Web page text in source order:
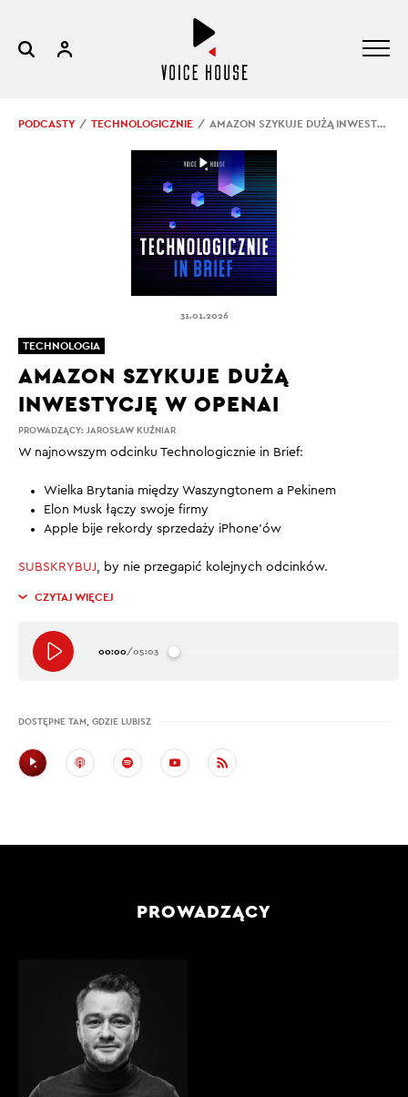
PODCASTY TECHNOLOGICZNIE AMAZON SZYKUJE DUŻĄ INWESTYCJĘ W OPENAI
31.01.2026
PROWADZĄCY: JAROSŁAW KUŹNIAR
AMAZON SZYKUJE DUŻĄ
INWESTYCJĘ W OPENAI
W najnowszym odcinku Technologicznie in Brief:
Wielka Brytania między Waszyngtonem a Pekinem
Elon Musk łączy swoje firmy
Apple bije rekordy sprzedaży iPhone’ów
SUBSKRYBUJ, by nie przegapić kolejnych odcinków.
CZYTAJ WIĘCEJ
00:00/05:03
DOSTĘPNE TAM, GDZIE LUBISZ
TECHNOLOGIA
PROWADZĄCY